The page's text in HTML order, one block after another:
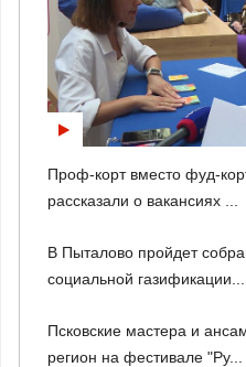
Проф-корт вместо фуд-
рассказали о вакансиях ...
В Пыталово пройдет
социальной газификации...
Псковские мастера и
регион на фестивале "Ру...